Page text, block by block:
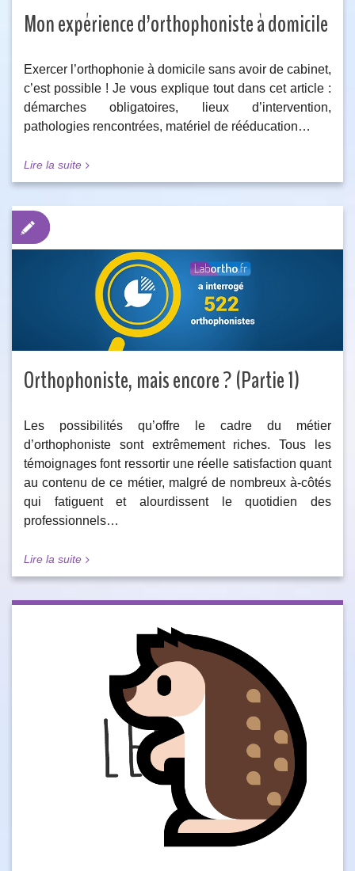
Mon expérience d’orthophoniste à domicile
Exercer l’orthophonie à domicile sans avoir de cabinet,
c’est possible ! Je vous explique tout dans cet article :
démarches obligatoires, lieux d’intervention,
pathologies rencontrées, matériel de rééducation…
Lire la suite
Orthophoniste, mais encore ? (Partie 1)
Les possibilités qu’offre le cadre du métier
d’orthophoniste sont extrêmement riches. Tous les
témoignages font ressortir une réelle satisfaction quant
au contenu de ce métier, malgré de nombreux à-côtés
qui fatiguent et alourdissent le quotidien des
professionnels…
Lire la suite